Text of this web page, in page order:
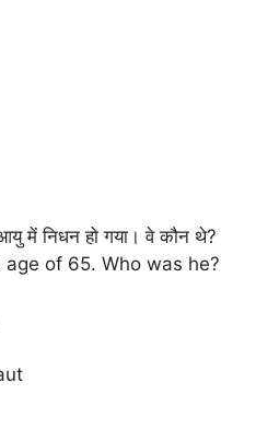
में निधन हो गया। वे कौन थे?
of 65. Who was he?